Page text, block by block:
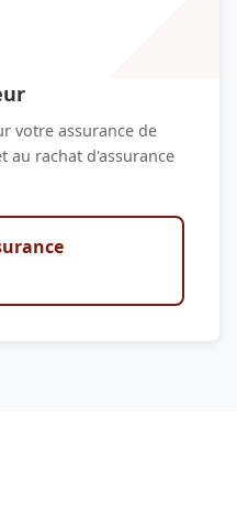
votre assurance de
au rachat d'assurance